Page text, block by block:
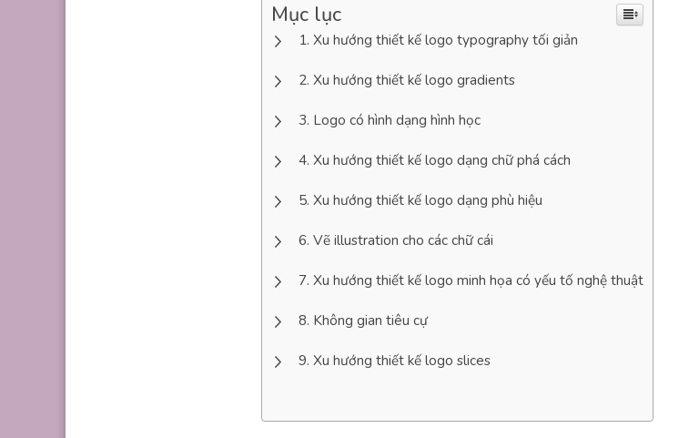
Mục lục
Xu hướng thiết kế logo typography tối giản
Xu hướng thiết kế logo gradients
Logo có hình dạng hình học
Xu hướng thiết kế logo dạng chữ phá cách
Xu hướng thiết kế logo dạng phù hiệu
Vẽ illustration cho các chữ cái
Xu hướng thiết kế logo minh họa có yếu tố nghệ thuật
Không gian tiêu cự
Xu hướng thiết kế logo slices